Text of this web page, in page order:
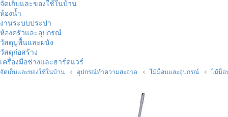
จัดเก็บและของใช้ในบ้าน
ห้องน้ำ
งานระบบประปา
ห้องครัวและอุปกรณ์
วัสดุปูพื้นและผนัง
วัสดุก่อสร้าง
เครื่องมือช่างและฮาร์ดแวร์
จัดเก็บและของใช้ในบ้าน อุปกรณ์ทำความสะอาด ไม้ม็อบและอุปกรณ์ ไม้ม็อ